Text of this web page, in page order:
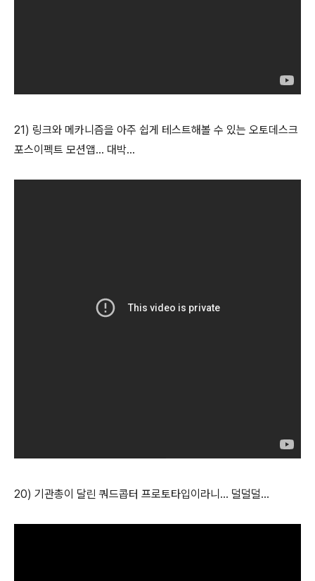
21) 링크와 메카니즘을 아주 쉽게 테스트해볼 수 있는 오토데스크
포스이펙트 모션앱... 대박...
20) 기관총이 달린 쿼드콥터 프로토타입이라니... 덜덜덜...